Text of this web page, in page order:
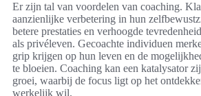
Er zijn tal van voordelen van coaching.
aanzienlijke verbetering in hun
betere prestaties en verhoogde
als privéleven. Gecoachte individuen
grip krijgen op hun leven en de
te bloeien. Coaching kan een katalysator
groei, waarbij de focus ligt op het
werkelijk wil.